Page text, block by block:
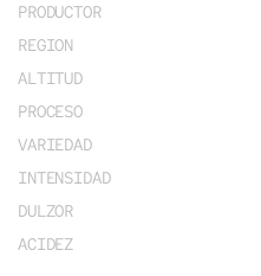
PRODUCTOR
REGION
ALTITUD
PROCESO
VARIEDAD
INTENSIDAD
DULZOR
ACIDEZ